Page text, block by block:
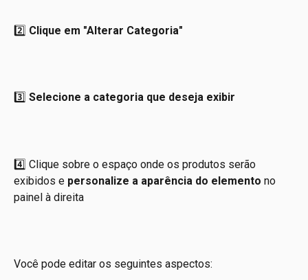
2️⃣ Clique em "Alterar Categoria"
3️⃣ Selecione a categoria que deseja exibir
4️⃣ Clique sobre o espaço onde os produtos serão
exibidos e personalize a aparência do elemento no
painel à direita
Você pode editar os seguintes aspectos: